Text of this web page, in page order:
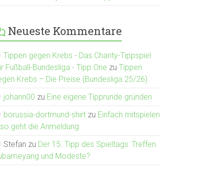
Neueste Kommentare
Tippen gegen Krebs - Das Charity-Tippspiel
Fußball-Bundesliga - Tipp.One zuTippen
Krebs – Die Preise (Bundesliga 25/26)
johann00 zu Eine eigene Tipprunde gründen
borussia-dortmund-shirt zu Einfach mitspielen
geht die Anmeldung
Stefan zu Der 15. Tipp des Spieltags: Treffen
und Modeste?